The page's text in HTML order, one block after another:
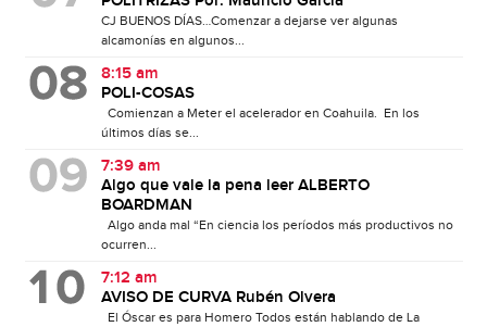
CJ BUENOS DÍAS…Comenzar a dejarse ver algunas
alcamonías en algunos...
8:15 am
POLI-COSAS
Comienzan a Meter el acelerador en Coahuila. En los
últimos días se...
7:39 am
Algo que vale la pena leer ALBERTO
BOARDMAN
Algo anda mal “En ciencia los períodos más productivos no
ocurren...
7:12 am
AVISO DE CURVA Rubén Olvera
El Óscar es para Homero Todos están hablando de La